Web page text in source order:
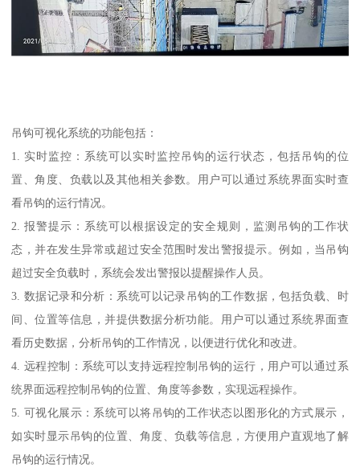
吊钩可视化系统的功能包括：
1. 实时监控：系统可以实时监控吊钩的运行状态，包括吊钩的位
置、角度、负载以及其他相关参数。用户可以通过系统界面实时查
看吊钩的运行情况。
2. 报警提示：系统可以根据设定的安全规则，监测吊钩的工作状
态，并在发生异常或超过安全范围时发出警报提示。例如，当吊钩
超过安全负载时，系统会发出警报以提醒操作人员。
3. 数据记录和分析：系统可以记录吊钩的工作数据，包括负载、时
间、位置等信息，并提供数据分析功能。用户可以通过系统界面查
看历史数据，分析吊钩的工作情况，以便进行优化和改进。
4. 远程控制：系统可以支持远程控制吊钩的运行，用户可以通过系
统界面远程控制吊钩的位置、角度等参数，实现远程操作。
5. 可视化展示：系统可以将吊钩的工作状态以图形化的方式展示，
如实时显示吊钩的位置、角度、负载等信息，方便用户直观地了解
吊钩的运行情况。